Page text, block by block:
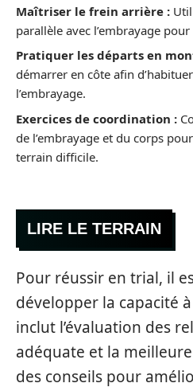
Maîtriser le frein arrière :
parallèle avec l’embrayage
Pratiquer les départs en
démarrer en côte afin
l’embrayage.
Exercices de coordination :
de l’embrayage et du corps
terrain difficile.
LIRE LE TERRAIN
Pour réussir en trial, il
développer la capacité
inclut l’évaluation des
adéquate et la
des conseils pour